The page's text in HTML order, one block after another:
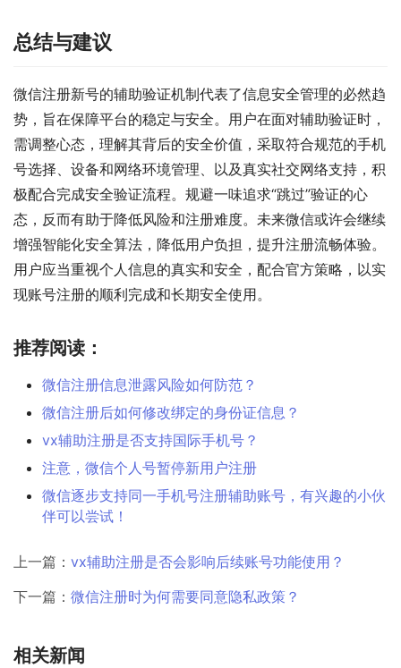
总结与建议
微信注册新号的辅助验证机制代表了信息安全管理的必然趋
势，旨在保障平台的稳定与安全。用户在面对辅助验证时，
需调整心态，理解其背后的安全价值，采取符合规范的手机
号选择、设备和网络环境管理、以及真实社交网络支持，积
极配合完成安全验证流程。规避一味追求“跳过”验证的心
态，反而有助于降低风险和注册难度。未来微信或许会继续
增强智能化安全算法，降低用户负担，提升注册流畅体验。
用户应当重视个人信息的真实和安全，配合官方策略，以实
现账号注册的顺利完成和长期安全使用。
推荐阅读：
微信注册信息泄露风险如何防范？
微信注册后如何修改绑定的身份证信息？
vx辅助注册是否支持国际手机号？
注意，微信个人号暂停新用户注册
微信逐步支持同一手机号注册辅助账号，有兴趣的小伙
伴可以尝试！
上一篇： vx辅助注册是否会影响后续账号功能使用？
下一篇： 微信注册时为何需要同意隐私政策？
相关新闻